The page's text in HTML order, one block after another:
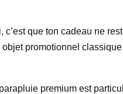
que ton cadeau ne
promotionnel
premium est